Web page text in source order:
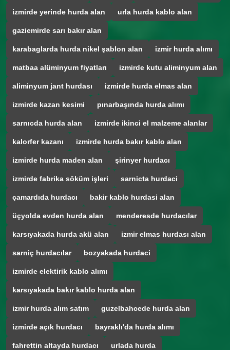
izmirde yerinde hurda alan urla hurda kablo alan
gaziemirde sarı bakır alan
karabaglarda hurda nikel şablon alan izmir hurda alımı
matbaa alüminyum fiyatları izmirde kutu aliminyum alan
aliminyum jant hurdası izmirde hurda elmas alan
izmirde kazan kesimi pınarbaşında hurda alımı
sarnıcda hurda alan izmirde ikinci el malzeme alanlar
kalorfer kazanı izmirde hurda bakır kablo alan
izmirde hurda maden alan şirinyer hurdacı
izmirde fabrika söküm işleri sarnicta hurdaci
çamardıda hurdacı bakir kablo hurdasi alan
üçyolda evden hurda alan menderesde hurdacılar
karsıyakada hurda akü alan izmir elmas hurdası alan
sarniç hurdacılar bozyakada hurdaci
izmirde elektirik kablo alımı
karsıyakada bakır kablo hurda alan
izmir hurda alım satım guzelbahcede hurda alan
izmirde açık hurdacı bayraklı'da hurda alımı
fahrettin altayda hurdacı urlada hurda